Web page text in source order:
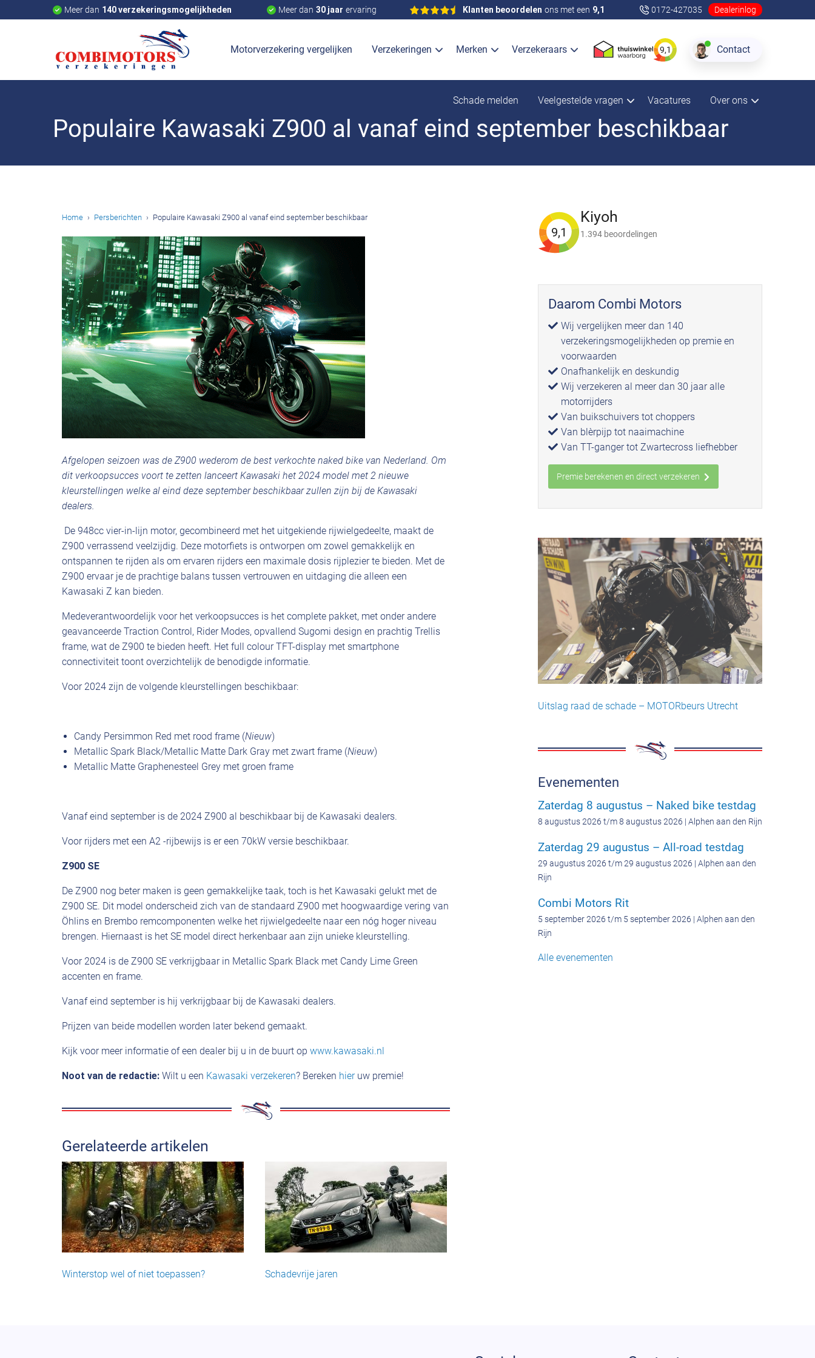
Meer dan 140 verzekeringsmogelijkheden Meer dan 30 jaar ervaring Klanten beoordelen ons met een 9,1 0172-427035 Dealerinlog
Motorverzekering vergelijken Verzekeringen Merken Verzekeraars 9,1 Contact
Schade melden Veelgestelde vragen Vacatures Over ons
Populaire Kawasaki Z900 al vanaf eind september beschikbaar
Home Persberichten Populaire Kawasaki Z900 al vanaf eind september beschikbaar
Afgelopen seizoen was de Z900 wederom de best verkochte naked bike van Nederland. Om
dit verkoopsucces voort te zetten lanceert Kawasaki het 2024 model met 2 nieuwe
kleurstellingen welke al eind deze september beschikbaar zullen zijn bij de Kawasaki
dealers.
De 948cc vier-in-lijn motor, gecombineerd met het uitgekiende rijwielgedeelte, maakt de
Z900 verrassend veelzijdig. Deze motorfiets is ontworpen om zowel gemakkelijk en
ontspannen te rijden als om ervaren rijders een maximale dosis rijplezier te bieden. Met de
Z900 ervaar je de prachtige balans tussen vertrouwen en uitdaging die alleen een
Kawasaki Z kan bieden.
Medeverantwoordelijk voor het verkoopsucces is het complete pakket, met onder andere
geavanceerde Traction Control, Rider Modes, opvallend Sugomi design en prachtig Trellis
frame, wat de Z900 te bieden heeft. Het full colour TFT-display met smartphone
connectiviteit toont overzichtelijk de benodigde informatie.
Voor 2024 zijn de volgende kleurstellingen beschikbaar:
Candy Persimmon Red met rood frame (Nieuw)
Metallic Spark Black/Metallic Matte Dark Gray met zwart frame (Nieuw)
Metallic Matte Graphenesteel Grey met groen frame
Vanaf eind september is de 2024 Z900 al beschikbaar bij de Kawasaki dealers.
Voor rijders met een A2 -rijbewijs is er een 70kW versie beschikbaar.
Z900 SE
De Z900 nog beter maken is geen gemakkelijke taak, toch is het Kawasaki gelukt met de
Z900 SE. Dit model onderscheid zich van de standaard Z900 met hoogwaardige vering van
Öhlins en Brembo remcomponenten welke het rijwielgedeelte naar een nóg hoger niveau
brengen. Hiernaast is het SE model direct herkenbaar aan zijn unieke kleurstelling.
Voor 2024 is de Z900 SE verkrijgbaar in Metallic Spark Black met Candy Lime Green
accenten en frame.
Vanaf eind september is hij verkrijgbaar bij de Kawasaki dealers.
Prijzen van beide modellen worden later bekend gemaakt.
Kijk voor meer informatie of een dealer bij u in de buurt op www.kawasaki.nl
Noot van de redactie: Wilt u een Kawasaki verzekeren? Bereken hier uw premie!
Gerelateerde artikelen
Winterstop wel of niet toepassen? Schadevrije jaren
9,1
Kiyoh
1.394 beoordelingen
Daarom Combi Motors
Wij vergelijken meer dan 140
verzekeringsmogelijkheden op premie en
voorwaarden
Onafhankelijk en deskundig
Wij verzekeren al meer dan 30 jaar alle
motorrijders
Van buikschuivers tot choppers
Van blèrpijp tot naaimachine
Van TT-ganger tot Zwartecross liefhebber
Premie berekenen en direct verzekeren
Uitslag raad de schade – MOTORbeurs Utrecht
Evenementen
Zaterdag 8 augustus – Naked bike testdag
8 augustus 2026 t/m 8 augustus 2026 | Alphen aan den Rijn
Zaterdag 29 augustus – All-road testdag
29 augustus 2026 t/m 29 augustus 2026 | Alphen aan den
Rijn
Combi Motors Rit
5 september 2026 t/m 5 september 2026 | Alphen aan den
Rijn
Alle evenementen